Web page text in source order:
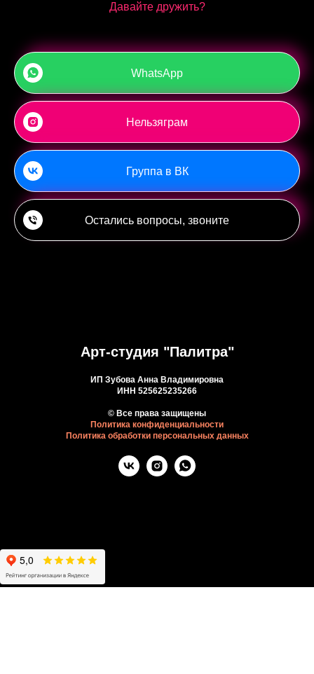
Давайте дружить?
WhatsApp
Нельзяграм
Группа в ВК
Остались вопросы, звоните
Арт-студия "Палитра"
ИП Зубова Анна Владимировна
ИНН 525625235266
© Все права защищены
Политика конфиденциальности
Политика обработки персональных данных